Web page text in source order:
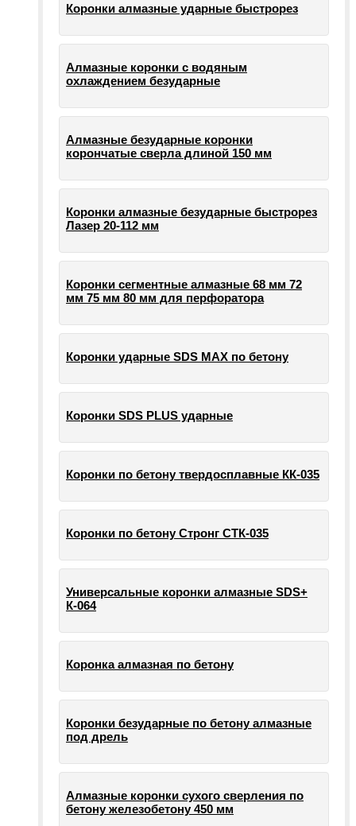
Коронки алмазные ударные быстрорез
Алмазные коронки с водяным
охлаждением безударные
Алмазные безударные коронки
корончатые сверла длиной 150 мм
Коронки алмазные безударные быстрорез
Лазер 20-112 мм
Коронки сегментные алмазные 68 мм 72
мм 75 мм 80 мм для перфоратора
Коронки ударные SDS MAX по бетону
Коронки SDS PLUS ударные
Коронки по бетону твердосплавные КК-035
Коронки по бетону Стронг СТК-035
Универсальные коронки алмазные SDS+
К-064
Коронка алмазная по бетону
Коронки безударные по бетону алмазные
под дрель
Алмазные коронки сухого сверления по
бетону железобетону 450 мм